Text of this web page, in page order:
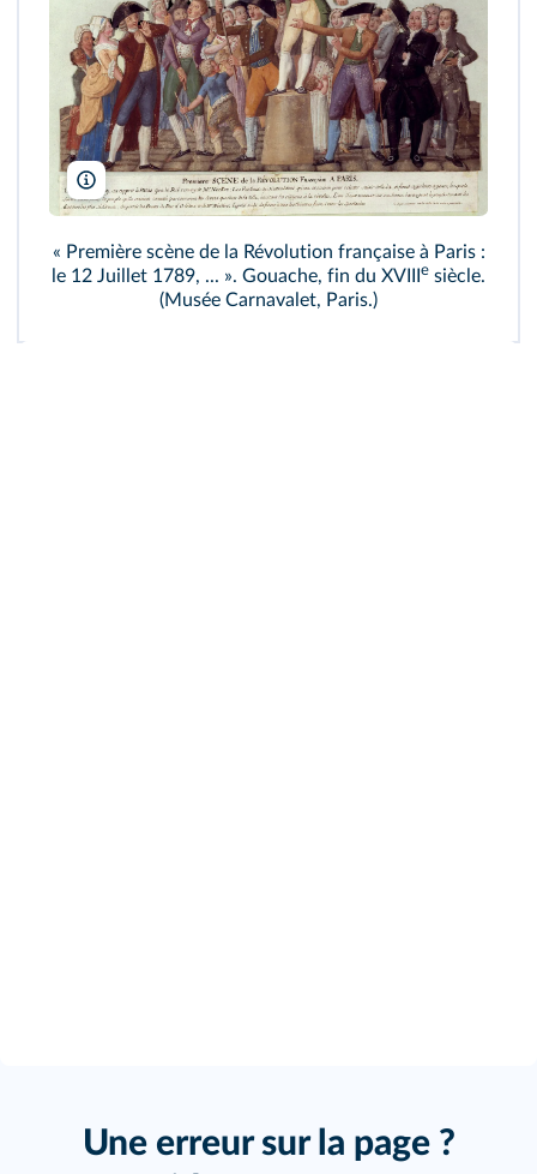
Photo Josse/Leemage
« Première scène de la Révolution française à Paris :
le 12 Juillet 1789, ... ». Gouache, fin du XVIIIe siècle.
(Musée Carnavalet, Paris.)
Une erreur sur la page ?